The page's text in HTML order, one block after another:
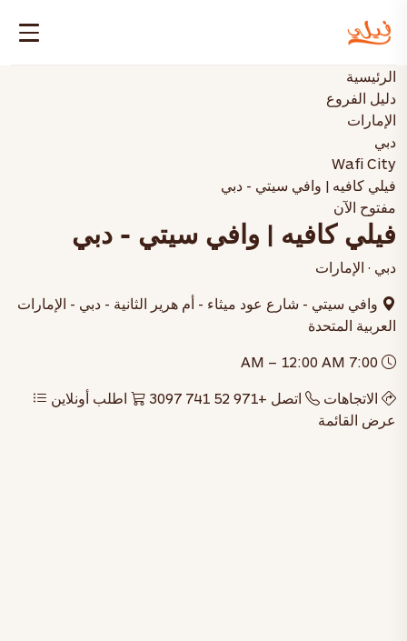
الرئيسية
دليل الفروع
الإمارات
دبي
Wafi City
فيلي كافيه | وافي سيتي - دبي
مفتوح الآن
فيلي كافيه | وافي سيتي - دبي
دبي · الإمارات
وافي سيتي - شارع عود ميثاء - أم هرير الثانية - دبي - الإمارات
العربية المتحدة
الاتجاهات اتصل +971 52 741 3097
اطلب أونلاين
عرض القائمة